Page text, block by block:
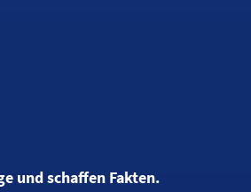
und schaffen Fakten.